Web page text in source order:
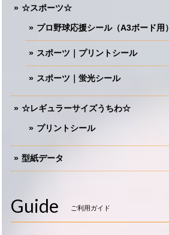
☆スポーツ☆
プロ野球応援シール（A3ボード用）
スポーツ｜プリントシール
スポーツ｜蛍光シール
☆レギュラーサイズうちわ☆
プリントシール
型紙データ
Guide ご利用ガイド